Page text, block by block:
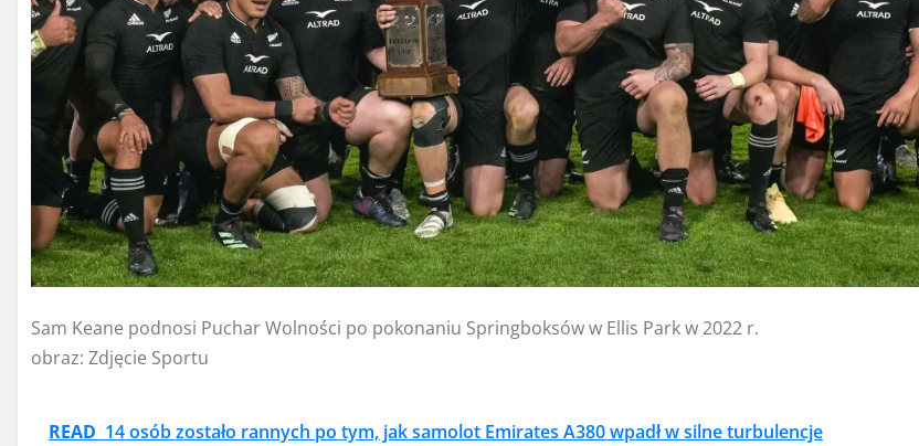
Sam Keane podnosi Puchar Wolności po pokonaniu Springboksów w Ellis Park w 2022 r.
obraz: Zdjęcie Sportu
READ 14 osób zostało rannych po tym, jak samolot Emirates A380 wpadł w silne turbulencje